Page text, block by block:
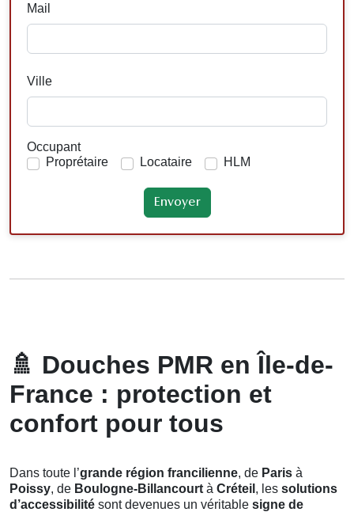
Mail
Ville
Occupant
Proprétaire
Locataire HLM
🚿 Douches PMR en Île-de-
France : protection et
confort pour tous
Dans toute l’grande région francilienne, de Paris à
Poissy, de Boulogne-Billancourt à Créteil , les solutions
d’accessibilité sont devenues un véritable signe de